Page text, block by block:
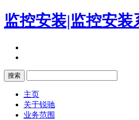
监控安装|监控安
搜索
主页
关于锐驰
业务范围